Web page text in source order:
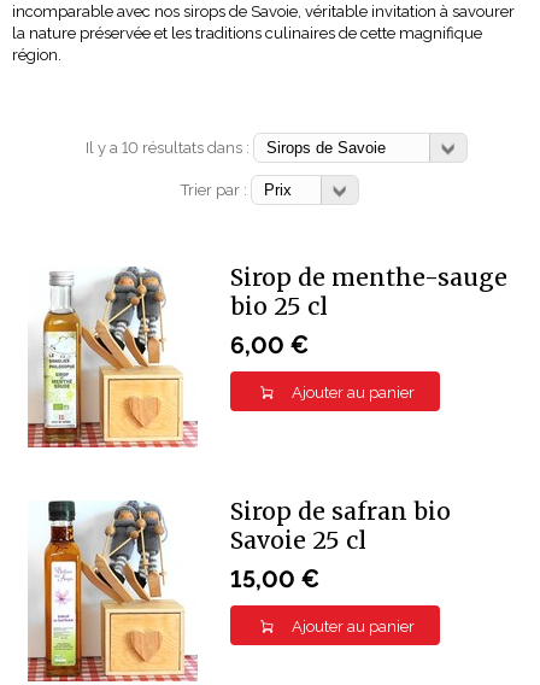
incomparable avec nos sirops de Savoie, véritable invitation à savourer
la nature préservée et les traditions culinaires de cette magnifique
région.
Il y a 10 résultats dans :
Trier par :
Sirop de menthe-sauge
bio 25 cl
6,00 €
Ajouter au panier
Sirop de safran bio
Savoie 25 cl
15,00 €
Ajouter au panier